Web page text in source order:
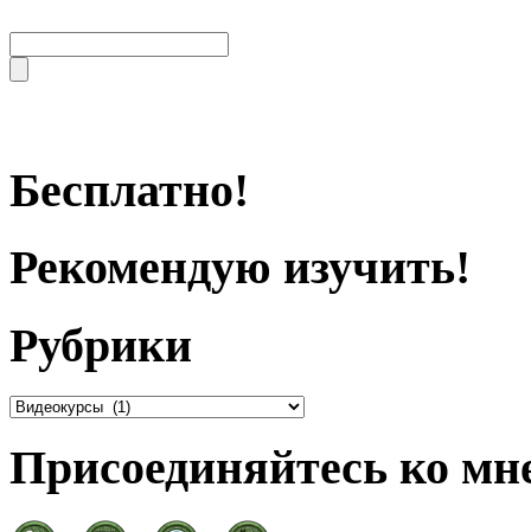
Бесплатно!
Рекомендую изучить!
Рубрики
Присоединяйтесь ко